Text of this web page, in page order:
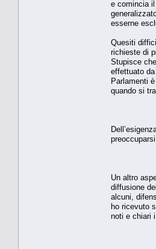
e comincia
esserne
Quesiti
richieste di
Stupisce
effettuato
Parlamenti
quando si
Un altro
diffusione
alcuni,
ho ricevuto
noti e chiari